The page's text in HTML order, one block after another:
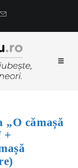
„O cămașă
+